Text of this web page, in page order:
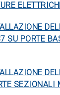
SU PORTE
SEZIONALI